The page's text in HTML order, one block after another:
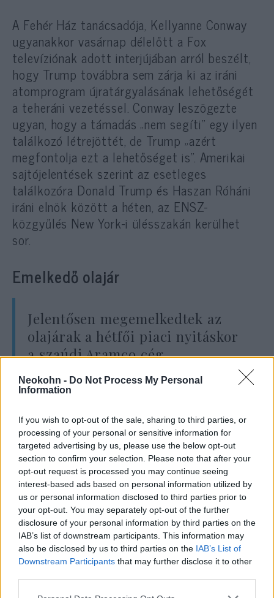
Neokohn - Do Not Process My Personal
Information
If you wish to opt-out of the sale, sharing to third parties, or
processing of your personal or sensitive information for
targeted advertising by us, please use the below opt-out
section to confirm your selection. Please note that after your
opt-out request is processed you may continue seeing
interest-based ads based on personal information utilized by
us or personal information disclosed to third parties prior to
your opt-out. You may separately opt-out of the further
disclosure of your personal information by third parties on the
IAB’s list of downstream participants. This information may
also be disclosed by us to third parties on the IAB’s List of
Downstream Participants that may further disclose it to other
Please note that this website/app uses one or more Google
A Fehér Ház tanácsadója, Kellyanne Conway
ugyanakkor vasárnap délelőtt a Fox
televíziónak adott interjújában arról beszélt,
hogy Trump továbbra sem zárja ki az iráni
atomprogram újratárgyalásának lehetőségét
a teheráni vezetéssel. Conway leszögezte
ugyan, hogy a támadás „nem segíti” egy ilyen
találkozó létrejöttét, de Trump „azért
megfontolja ezt a lehetőséget is”. Amerikai
sajtójelentések szerint az esetleges
találkozóra Donald Trump és Haszan Róháni
iráni elnök között a héten, az ENSZ-
közgyűlés New York-i ülésszakán kerülhet
sor.
Emelkedő olajár
Jelentősen megemelkedtek az
olajárak a hétfői piaci nyitáskor
a szaúdi Aramco cég
létesítményei ellen a hét végén
végrehajtott dróntámadások
kitermelést az olajországban —
teszi hozzá az MTI.
Az északi-tengeri Brent olajfajta hordónkénti
ára 67,28 dollárra emelkedett az ázsiai
piacokon, 11 százaléknyit a pénteki záráshoz
képest. A nyugati féltekén irányadó West
Texas Intermediate (WTI) amerikai
könnyűolajfajta ára szintén 10 százalékot
meghaladó mértékben, hordónként 60,60